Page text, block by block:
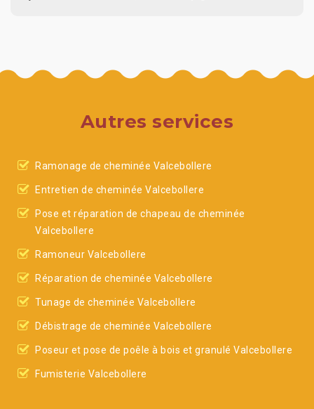
Autres services
Ramonage de cheminée Valcebollere
Entretien de cheminée Valcebollere
Pose et réparation de chapeau de cheminée
Valcebollere
Ramoneur Valcebollere
Réparation de cheminée Valcebollere
Tunage de cheminée Valcebollere
Débistrage de cheminée Valcebollere
Poseur et pose de poêle à bois et granulé Valcebollere
Fumisterie Valcebollere